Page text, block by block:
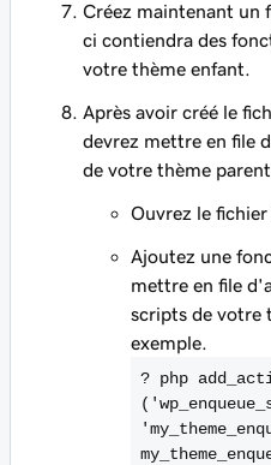
Créez maintenant un
ci contiendra des
votre thème enfant.
Après avoir créé le
devrez mettre en file
de votre thème
Ouvrez le fichier
Ajoutez une
mettre en file
scripts de votre
exemple.
? php